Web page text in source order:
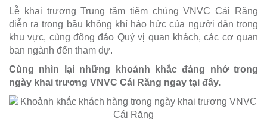
Lễ khai trương Trung tâm tiêm chủng VNVC Cái Răng
diễn ra trong bầu không khí háo hức của người dân trong
khu vực, cùng đông đảo Quý vị quan khách, các cơ quan
ban ngành đến tham dự.
Cùng nhìn lại những khoảnh khắc đáng nhớ trong
ngày khai trương VNVC Cái Răng ngay tại đây.